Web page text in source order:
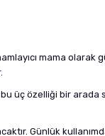
mama olarak
üç özelliği bir
Günlük